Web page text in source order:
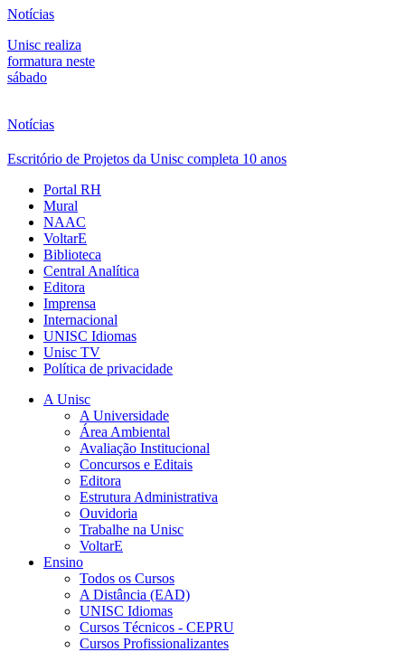
Notícias
Unisc realiza
formatura neste
sábado
Notícias
Escritório de Projetos da Unisc completa 10 anos
Portal RH
Mural
NAAC
VoltarE
Biblioteca
Central Analítica
Editora
Imprensa
Internacional
UNISC Idiomas
Unisc TV
Política de privacidade
A Unisc
A Universidade
Área Ambiental
Avaliação Institucional
Concursos e Editais
Editora
Estrutura Administrativa
Ouvidoria
Trabalhe na Unisc
VoltarE
Ensino
Todos os Cursos
A Distância (EAD)
UNISC Idiomas
Cursos Técnicos - CEPRU
Cursos Profissionalizantes